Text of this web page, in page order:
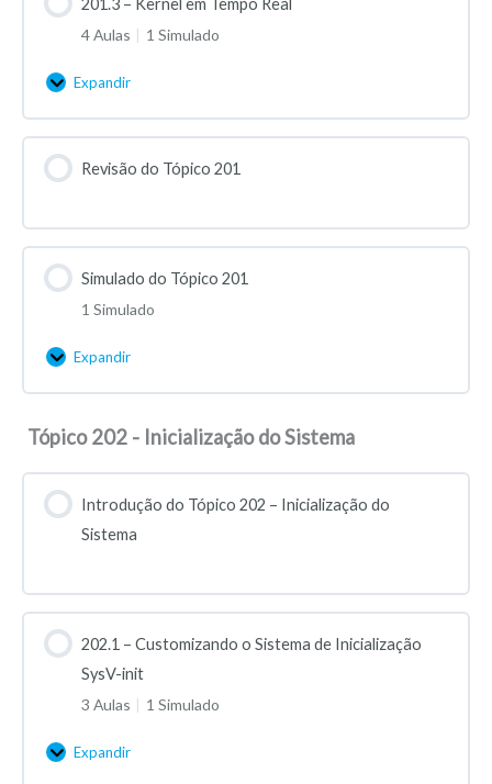
201.3 – Kernel em Tempo Real
4 Aulas | 1 Simulado
Expandir
Revisão do Tópico 201
Simulado do Tópico 201
1 Simulado
Expandir
Tópico 202 - Inicialização do Sistema
Introdução do Tópico 202 – Inicialização do
Sistema
202.1 – Customizando o Sistema de Inicialização
SysV-init
3 Aulas | 1 Simulado
Expandir